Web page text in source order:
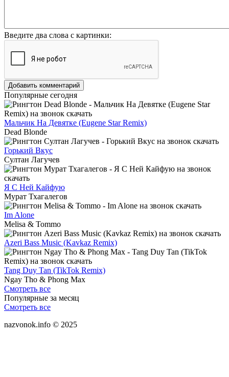
Введите два слова с картинки:
Добавить комментарий
Популярные сегодня
Мальчик На Девятке (Eugene Star Remix)
Dead Blonde
Горький Вкус
Султан Лагучев
Я С Ней Кайфую
Мурат Тхагалегов
Im Alone
Melisa & Tommo
Azeri Bass Music (Kavkaz Remix)
Tang Duy Tan (TikTok Remix)
Ngay Tho & Phong Max
Смотреть все
Популярные за месяц
Смотреть все
nazvonok.info © 2025